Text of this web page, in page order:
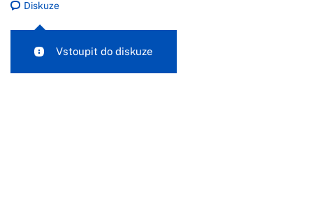
Diskuze
Vstoupit do diskuze